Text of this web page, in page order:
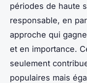
périodes de haute
responsable, en
approche qui
et en importance.
seulement
populaires mais